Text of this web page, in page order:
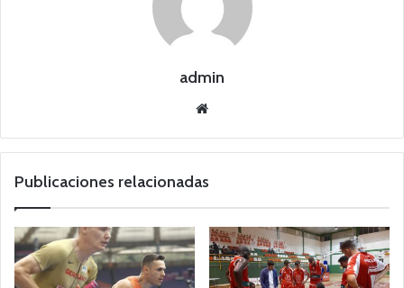
admin
we
Publicaciones relacionadas